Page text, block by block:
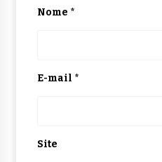
Nome *
E-mail *
Site